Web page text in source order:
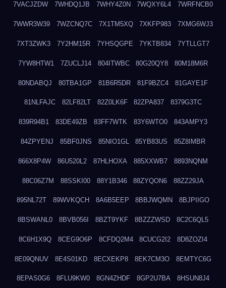
7VACJZDW 7WHDQ1JB 7WHY4Z0N 7WQXY6L4 7WRFNCB0
7WWR3W39 7WZCNQ7C 7X1TM5XQ 7XKFP983 7XMG6WJ3
7XT3ZWK3 7Y2HM15R 7YHSQGPE 7YKTB834 7YTLLGT7
7YW8HTW1 7ZUCLJ14 804ITWBC 80G20QY8 80M18M6R
80NDABQJ 80TBA1GP 81B6R5DR 81F9BZC4 81GAYE1F
81NLFAJC 82LF82LT 82Z0LK6F 82ZPA837 8379G3TC
839R94B1 83DE49ZB 83FF7WTK 83Y6WTO0 843AMPY3
84ZPYENJ 85BF0JNS 85NIO1GL 85YB83US 85Z8IMBR
866X8P4W 86U520L2 87HLHOXA 885XXWB7 8893NQNM
88C06Z7M 88SSKI00 88Y1B346 88ZYQON6 88ZZ29JA
895NL72T 89WVKQCH 8A6B5EEP 8BBJWQMN 8BJPIIGO
8BSWANL0 8BVB056I 8BZT9YKF 8BZZZWSD 8C2C6QL5
8C6H1X9Q 8CEG9O6P 8CFDQ2M4 8CUCG2I2 8D8ZOZI4
8E09QNUV 8E4S01KD 8ECXEKP8 8EK7CM3O 8EMTYC6G
8EPAS0G6 8FLU9KW0 8GN4ZHDF 8GP2U7BA 8HSUN8J4